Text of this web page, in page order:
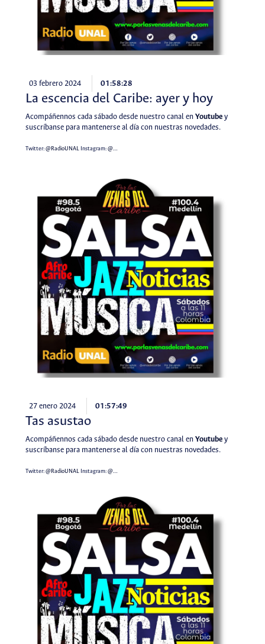
03 febrero 2024 01:58:28
La escencia del Caribe: ayer y hoy
Acompáñennos cada sábado desde nuestro canal en Youtubey
suscríbanse para mantenerse al día con nuestras novedades.
Twitter:@RadioUNALInstagram:@…
27 enero 2024 01:57:49
Tas asustao
Acompáñennos cada sábado desde nuestro canal en Youtubey
suscríbanse para mantenerse al día con nuestras novedades.
Twitter:@RadioUNALInstagram:@…